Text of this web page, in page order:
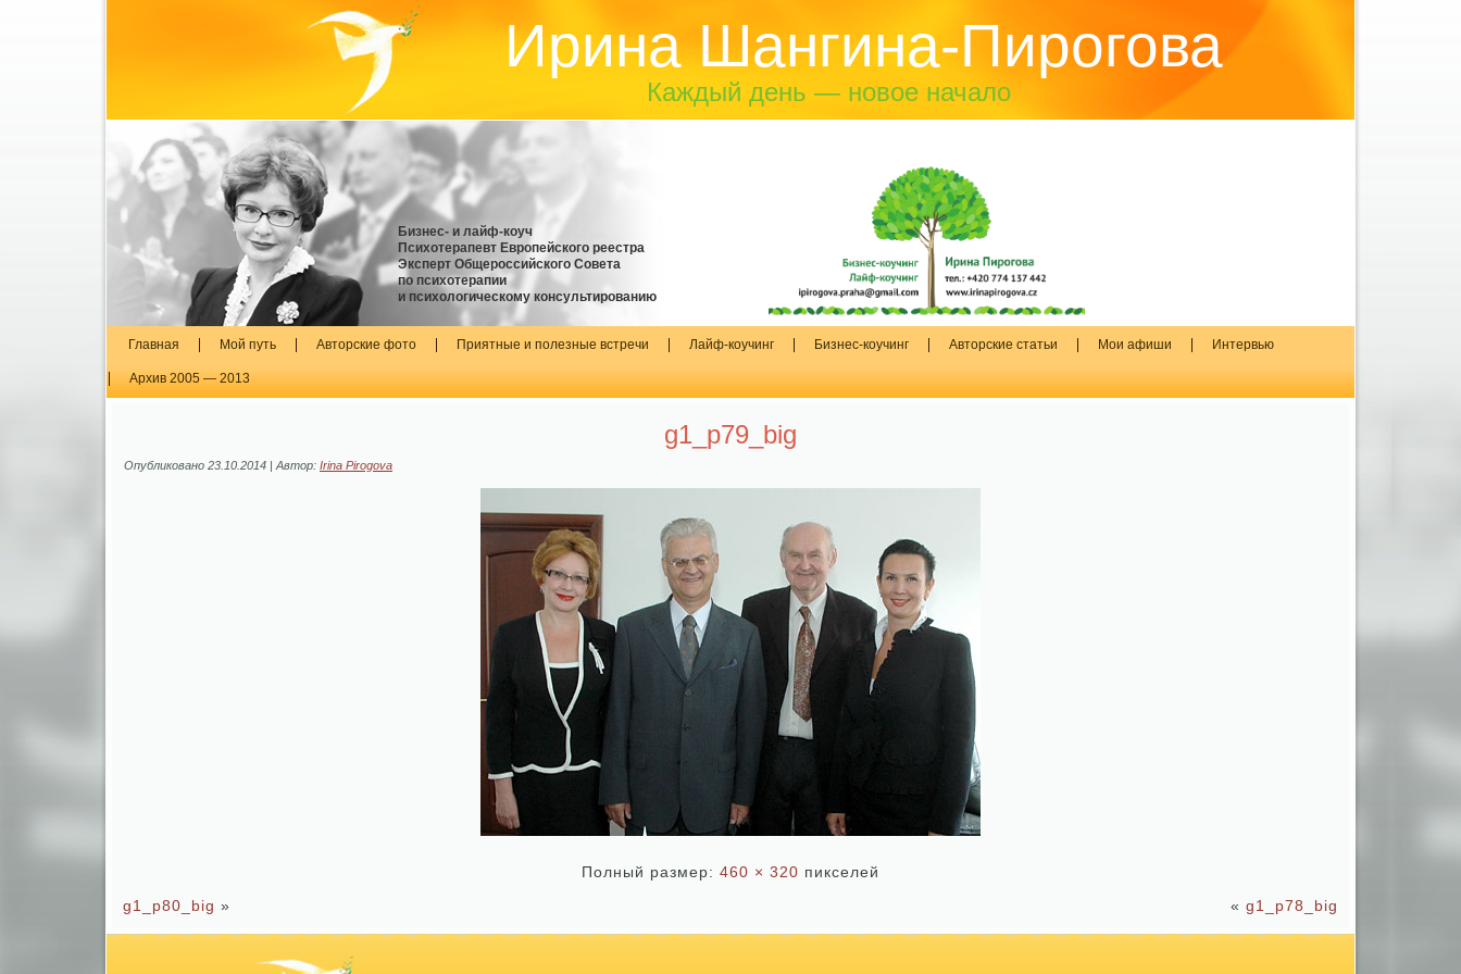
Ирина Шангина-Пирогова
Каждый день — новое начало
Бизнес- и лайф-коуч
Психотерапевт Европейского реестра
Эксперт Общероссийского Совета
по психотерапии
и психологическому консультированию
Главная Мой путь Авторские фото Приятные и полезные встречи Лайф-коучинг Бизнес-коучинг Авторские статьи Мои афиши Интервью
Архив 2005 — 2013
g1_p79_big
Опубликовано 23.10.2014 | Автор: Irina Pirogova
Полный размер: 460 × 320 пикселей
g1_p80_big » « g1_p78_big